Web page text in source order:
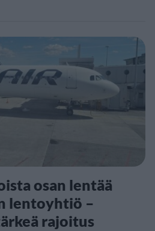
osan lentää
lentoyhtiö –
rajoitus